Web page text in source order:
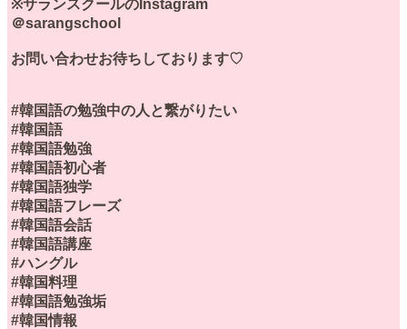
※サランスクールのInstagram
＠sarangschool
お問い合わせお待ちしております♡
#韓国語の勉強中の人と繋がりたい
#韓国語
#韓国語勉強
#韓国語初心者
#韓国語独学
#韓国語フレーズ
#韓国語会話
#韓国語講座
#ハングル
#韓国料理
#韓国語勉強垢
#韓国情報